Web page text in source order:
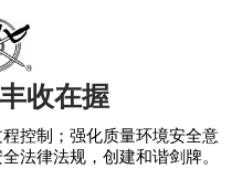
收在握
控制；强化质量环境安全意
法律法规，创建和谐剑牌。